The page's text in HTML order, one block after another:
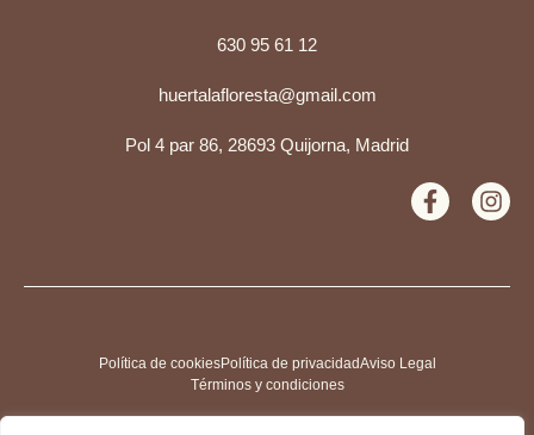
630 95 61 12
huertalafloresta@gmail.com
Pol 4 par 86, 28693 Quijorna, Madrid
Política de cookiesPolítica de privacidadAviso Legal
Términos y condiciones